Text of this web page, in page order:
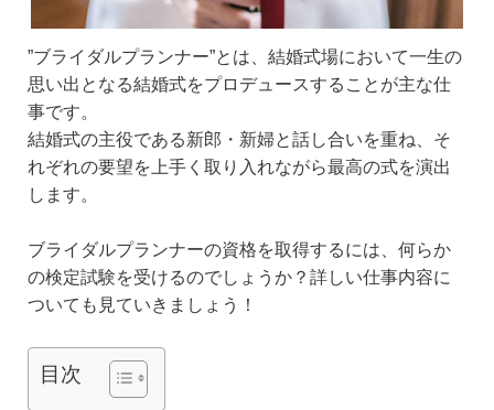
”ブライダルプランナー”とは、結婚式場において一生の
思い出となる結婚式をプロデュースすることが主な仕
事です。
結婚式の主役である新郎・新婦と話し合いを重ね、そ
れぞれの要望を上手く取り入れながら最高の式を演出
します。
ブライダルプランナーの資格を取得するには、何らか
の検定試験を受けるのでしょうか？詳しい仕事内容に
ついても見ていきましょう！
目次